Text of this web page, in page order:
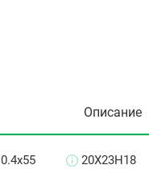
Описание
0.4х55 20Х23Н18